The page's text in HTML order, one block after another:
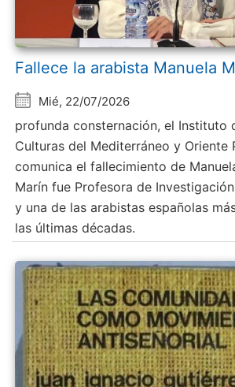
Fallece la arabista Manuela
Mié, 22/07/2026
profunda consternación, el Instituto
Culturas del Mediterráneo y Oriente
comunica el fallecimiento de
Marín fue Profesora de
y una de las arabistas españolas
las últimas décadas.